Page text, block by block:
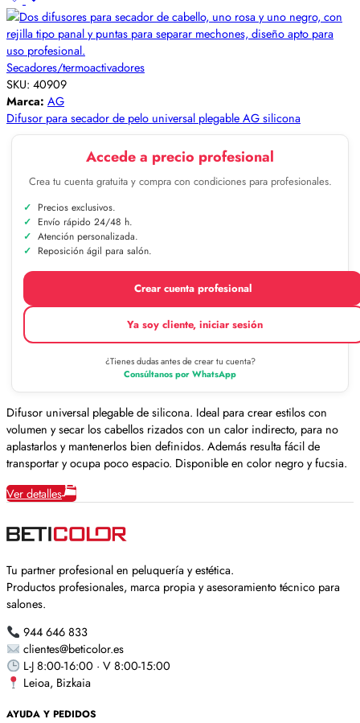
Secadores/termoactivadores
SKU: 40909
Marca: AG
Difusor para secador de pelo universal plegable AG silicona
Accede a precio profesional
Crea tu cuenta gratuita y compra con condiciones para profesionales.
Precios exclusivos.
Envío rápido 24/48 h.
Atención personalizada.
Reposición ágil para salón.
Crear cuenta profesional
Ya soy cliente, iniciar sesión
¿Tienes dudas antes de crear tu cuenta?
Consúltanos por WhatsApp
Difusor universal plegable de silicona. Ideal para crear estilos con
volumen y secar los cabellos rizados con un calor indirecto, para no
aplastarlos y mantenerlos bien definidos. Además resulta fácil de
transportar y ocupa poco espacio. Disponible en color negro y fucsia.
Ver detalles
Tu partner profesional en peluquería y estética.
Productos profesionales, marca propia y asesoramiento técnico para
salones.
944 646 833
clientes@beticolor.es
L-J 8:00-16:00 · V 8:00-15:00
Leioa, Bizkaia
AYUDA Y PEDIDOS